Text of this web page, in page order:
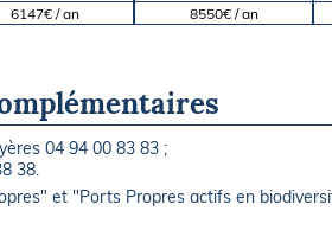
6147€ / an
8550€ / an
04 94 00 83 83 ;
38.
et "Ports Propres actifs en